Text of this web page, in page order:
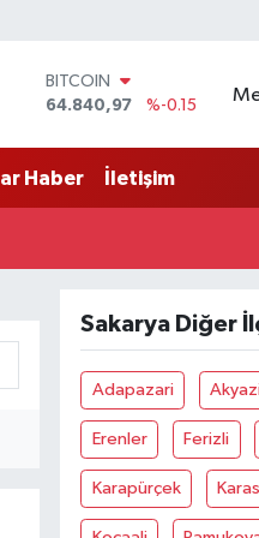
BITCOIN
64.840,97
%-0.15
EURO
GRAM ALTIN
BİST100
13.779
%-14
Haber İletişim
Sakarya Diğer
Adapazari
Erenler Ferizli
Karapürçek